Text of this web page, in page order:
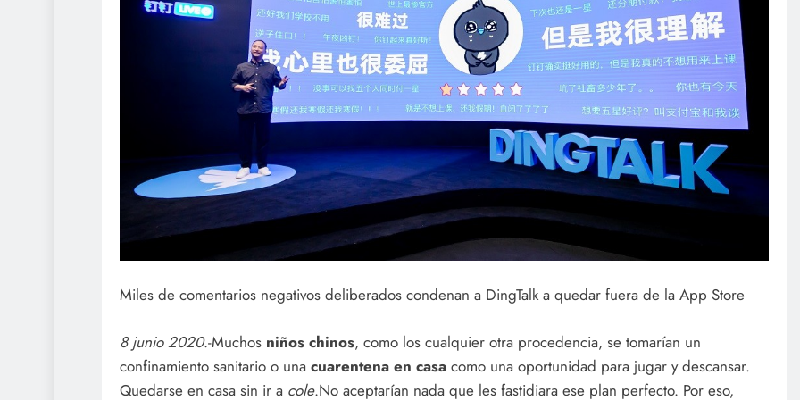
Miles de comentarios negativos deliberados condenan a DingTalk a quedar fuera de la App Store
8 junio 2020.-Muchos niños chinos, como los cualquier otra procedencia, se tomarían un
confinamiento sanitario o una cuarentena en casa como una oportunidad para jugar y descansar.
Quedarse en casa sin ir a cole.No aceptarían nada que les fastidiara ese plan perfecto. Por eso,